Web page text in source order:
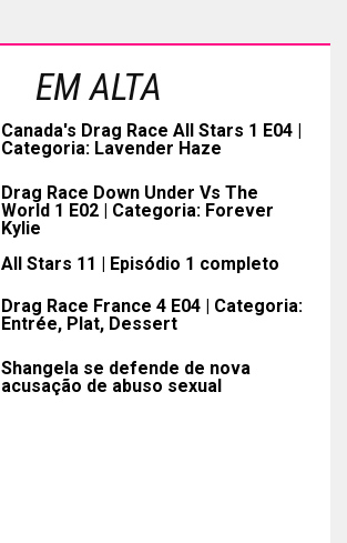
EM ALTA
Canada's Drag Race All Stars 1 E04 |
Categoria: Lavender Haze
Drag Race Down Under Vs The
World 1 E02 | Categoria: Forever
Kylie
All Stars 11 | Episódio 1 completo
Drag Race France 4 E04 | Categoria:
Entrée, Plat, Dessert
Shangela se defende de nova
acusação de abuso sexual